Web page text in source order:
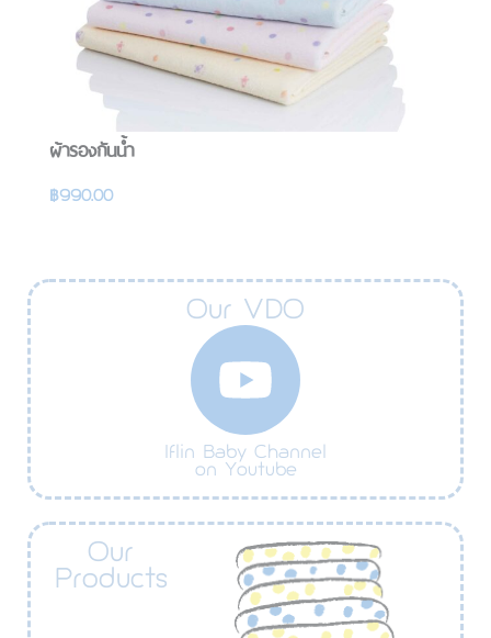
ผ้ารองกันน้ำ
฿990.00
Our VDO
Iflin Baby Channel
on Youtube
Our
Products